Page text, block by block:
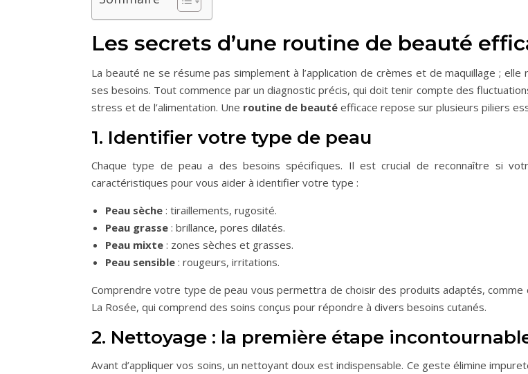
Les secrets d’une routine de beauté
La beauté ne se résume pas simplement à l’application de crèmes et de maquillage ;
ses besoins. Tout commence par un diagnostic précis, qui doit tenir compte des
stress et de l’alimentation. Une routine de beauté efficace repose sur plusieurs piliers
1. Identifier votre type de peau
Chaque type de peau a des besoins spécifiques. Il est crucial de reconnaître si
caractéristiques pour vous aider à identifier votre type :
Peau sèche : tiraillements, rugosité.
Peau grasse : brillance, pores dilatés.
Peau mixte : zones sèches et grasses.
Peau sensible : rougeurs, irritations.
Comprendre votre type de peau vous permettra de choisir des produits adaptés, comme
La Rosée, qui comprend des soins conçus pour répondre à divers besoins cutanés.
2. Nettoyage : la première étape
Avant d’appliquer vos soins, un nettoyant doux est indispensable. Ce geste élimine